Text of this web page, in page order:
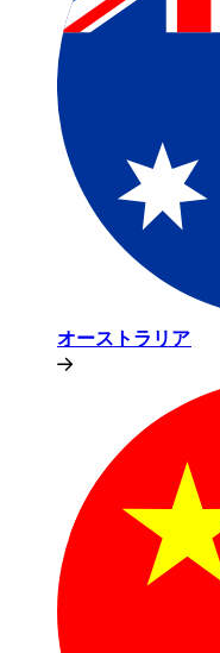
オーストラリア​​